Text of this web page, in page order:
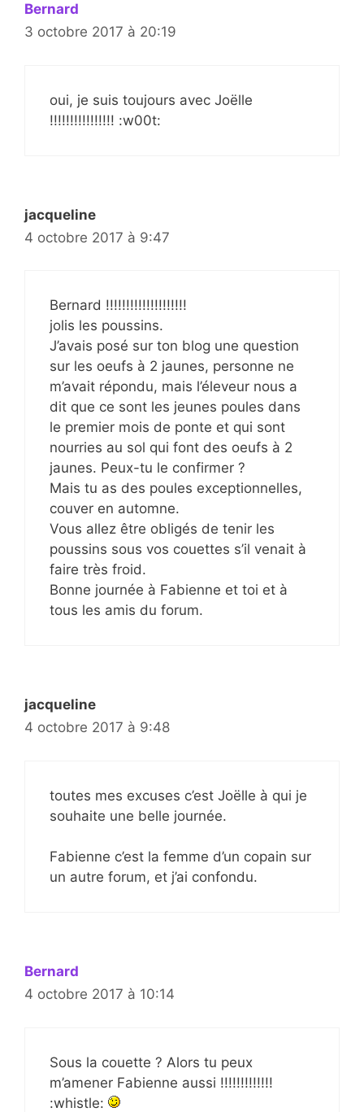
Bernard
3 octobre 2017 à 20:19
oui, je suis toujours avec Joëlle
!!!!!!!!!!!!!!!! :w00t:
jacqueline
4 octobre 2017 à 9:47
Bernard !!!!!!!!!!!!!!!!!!!!
jolis les poussins.
J’avais posé sur ton blog une question
sur les oeufs à 2 jaunes, personne ne
m’avait répondu, mais l’éleveur nous a
dit que ce sont les jeunes poules dans
le premier mois de ponte et qui sont
nourries au sol qui font des oeufs à 2
jaunes. Peux-tu le confirmer ?
Mais tu as des poules exceptionnelles,
couver en automne.
Vous allez être obligés de tenir les
poussins sous vos couettes s’il venait à
faire très froid.
Bonne journée à Fabienne et toi et à
tous les amis du forum.
jacqueline
4 octobre 2017 à 9:48
toutes mes excuses c’est Joëlle à qui je
souhaite une belle journée.
Fabienne c’est la femme d’un copain sur
un autre forum, et j’ai confondu.
Bernard
4 octobre 2017 à 10:14
Sous la couette ? Alors tu peux
m’amener Fabienne aussi !!!!!!!!!!!!!
:whistle: